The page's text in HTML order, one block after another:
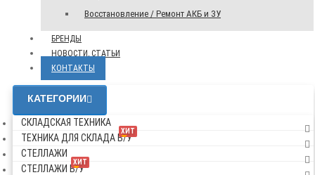
Восстановление / Ремонт АКБ и ЗУ
БРЕНДЫ
НОВОСТИ, СТАТЬИ
КОНТАКТЫ
КАТЕГОРИИ
СКЛАДСКАЯ ТЕХНИКА
ХИТ
ТЕХНИКА ДЛЯ СКЛАДА Б/У
СТЕЛЛАЖИ
ХИТ
СТЕЛЛАЖИ Б/У